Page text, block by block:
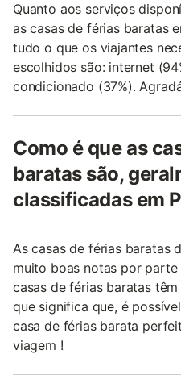
Quanto aos serviços
as casas de férias baratas
tudo o que os viajantes
escolhidos são: internet
condicionado (37%).
Como é que as
baratas são,
classificadas em
As casas de férias baratas
muito boas notas por
casas de férias baratas
que significa que, é
casa de férias barata
viagem !